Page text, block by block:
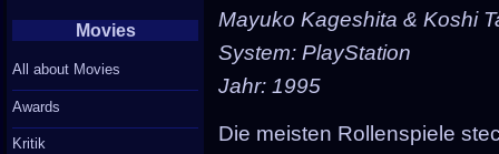
Mayuko Kageshita & Koshi
System: PlayStation
Jahr: 1995
Die meisten Rollenspiele
Movies
All about Movies
Awards
Kritik